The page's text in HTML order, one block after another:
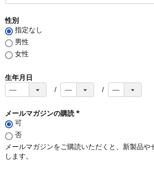
必
性別
指定なし
男性
女性
生年月日
メールマガジンの購読
須
)
可
否
メールマガジンをご購読いただくと、新製品や
します。